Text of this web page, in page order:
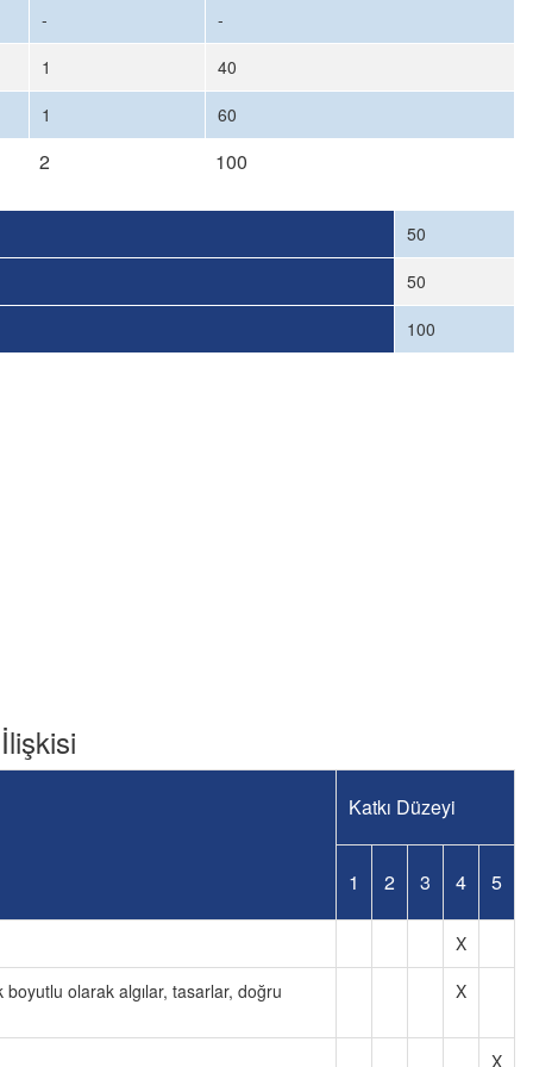
-
-
1
40
1
60
2 100
50
50
100
Katkı Düzeyi
1 2 3 4 5
X
boyutlu olarak algılar, tasarlar, doğru
X
X